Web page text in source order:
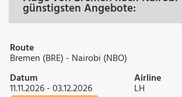
günstigsten Angebote:
Route
Bremen (BRE) - Nairobi (NBO)
Datum
11.11.2026 - 03.12.2026
Airline
LH